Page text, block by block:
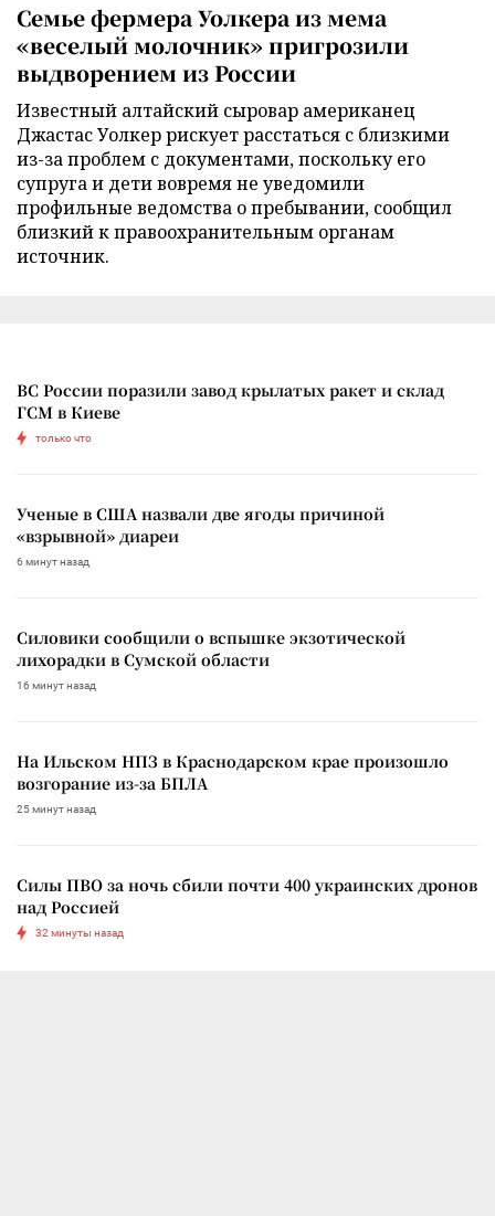
Семье фермера Уолкера из мема
«веселый молочник» пригрозили
выдворением из России
Известный алтайский сыровар американец
Джастас Уолкер рискует расстаться с близкими
из-за проблем с документами, поскольку его
супруга и дети вовремя не уведомили
профильные ведомства о пребывании, сообщил
близкий к правоохранительным органам
источник.
ВС России поразили завод крылатых ракет и склад
ГСМ в Киеве
только что
Ученые в США назвали две ягоды причиной
«взрывной» диареи
6 минут назад
Силовики сообщили о вспышке экзотической
лихорадки в Сумской области
16 минут назад
На Ильском НПЗ в Краснодарском крае произошло
возгорание из-за БПЛА
25 минут назад
Силы ПВО за ночь сбили почти 400 украинских дронов
над Россией
32 минуты назад